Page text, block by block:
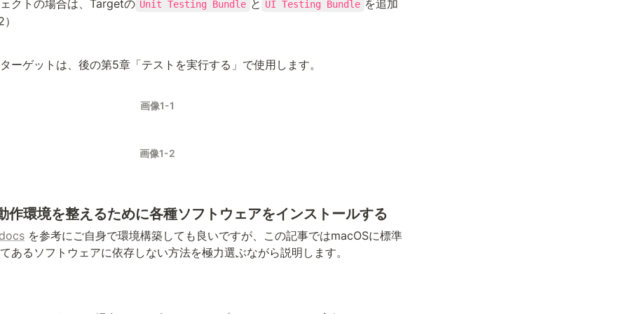
クトの場合は、Targetの Unit Testing Bundle と UI Testing Bundle を追加
ーゲットは、後の第5章「テストを実行する」で使用します。
画像1-1
画像1-2
環境を整えるために各種ソフトウェアをインストールする
を参考にご自身で環境構築しても良いですが、この記事ではmacOSに標準
あるソフトウェアに依存しない方法を極力選ぶながら説明します。